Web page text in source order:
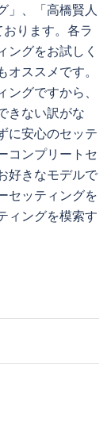
」、「高橋賢人
ります。各ラ
ングをお試しく
ススメです。
グですから、
きない訳がな
に安心のセッテ
コンプリートセ
好きなモデルで
セッティングを
ィングを模索す